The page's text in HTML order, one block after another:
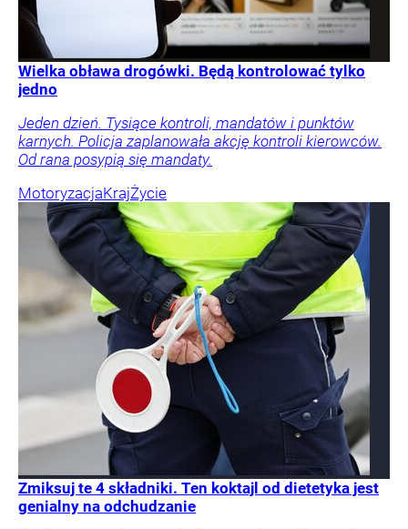
Wielka obława drogówki. Będą kontrolować tylko
jedno
Jeden dzień. Tysiące kontroli, mandatów i punktów
karnych. Policja zaplanowała akcję kontroli kierowców.
Od rana posypią się mandaty.
MotoryzacjaKrajŻycie
Zmiksuj te 4 składniki. Ten koktajl od dietetyka jest
genialny na odchudzanie